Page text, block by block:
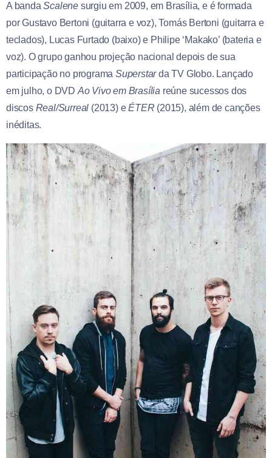
A bandaScalene surgiu em 2009, em Brasília, e é formada
por Gustavo Bertoni (guitarra e voz), Tomás Bertoni (guitarra e
teclados), Lucas Furtado (baixo) e Philipe ‘Makako’ (bateria e
voz). O grupo ganhou projeção nacional depois de sua
participação no programaSuperstarda TV Globo. Lançado
em julho, o DVD Ao Vivo em Brasília reúne sucessos dos
discos Real/Surreal (2013) eÉTER (2015), além de canções
inéditas.